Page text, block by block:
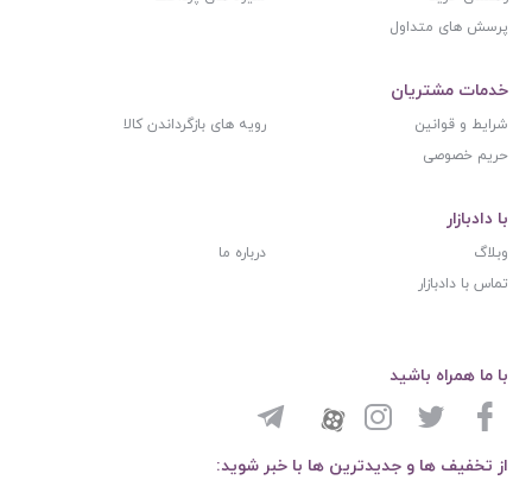
پرسش های متداول
خدمات مشتریان
شرایط و قوانین
رویه های بازگرداندن کالا
حریم خصوصی
با دادبازار
وبلاگ
درباره ما
تماس با دادبازار
از تخفیف ها و جدیدترین ها با خبر شوید:
با ما همراه باشید